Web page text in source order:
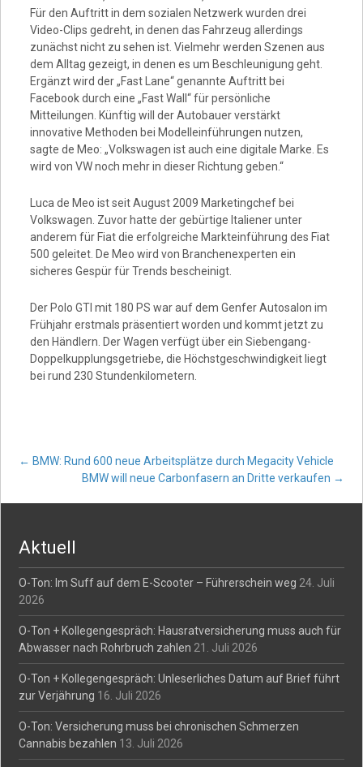
Für den Auftritt in dem sozialen Netzwerk wurden drei
Video-Clips gedreht, in denen das Fahrzeug allerdings
zunächst nicht zu sehen ist. Vielmehr werden Szenen aus
dem Alltag gezeigt, in denen es um Beschleunigung geht.
Ergänzt wird der „Fast Lane“ genannte Auftritt bei
Facebook durch eine „Fast Wall“ für persönliche
Mitteilungen. Künftig will der Autobauer verstärkt
innovative Methoden bei Modelleinführungen nutzen,
sagte de Meo: „Volkswagen ist auch eine digitale Marke. Es
wird von VW noch mehr in dieser Richtung geben.“
Luca de Meo ist seit August 2009 Marketingchef bei
Volkswagen. Zuvor hatte der gebürtige Italiener unter
anderem für Fiat die erfolgreiche Markteinführung des Fiat
500 geleitet. De Meo wird von Branchenexperten ein
sicheres Gespür für Trends bescheinigt.
Der Polo GTI mit 180 PS war auf dem Genfer Autosalon im
Frühjahr erstmals präsentiert worden und kommt jetzt zu
den Händlern. Der Wagen verfügt über ein Siebengang-
Doppelkupplungsgetriebe, die Höchstgeschwindigkeit liegt
bei rund 230 Stundenkilometern.
Post
← BMW: Rund 600 neue Arbeitsplätze durch Megacity Vehicle
BMW will neue Carbonfasern an Dritte verkaufen →
Aktuell
O-Ton: Im Suff auf dem E-Scooter – Führerschein weg 24. Juli
2026
O-Ton + Kollegengespräch: Hausratversicherung muss auch für
Abwasser nach Rohrbruch zahlen 21. Juli 2026
O-Ton + Kollegengespräch: Unleserliches Datum auf Brief führt
zur Verjährung 16. Juli 2026
O-Ton: Versicherung muss bei chronischen Schmerzen
Cannabis bezahlen 13. Juli 2026